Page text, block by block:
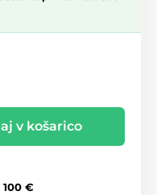
v košarico
100 €